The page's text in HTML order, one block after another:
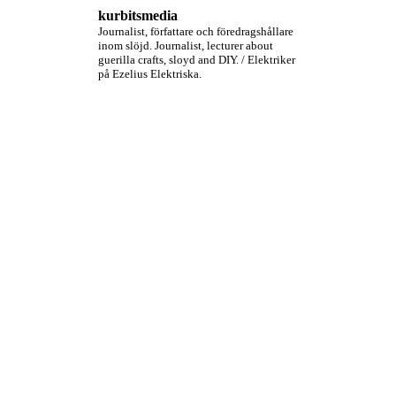
kurbitsmedia
Journalist, författare och föredragshållare
inom slöjd. Journalist, lecturer about
guerilla crafts, sloyd and DIY. / Elektriker
på Ezelius Elektriska.